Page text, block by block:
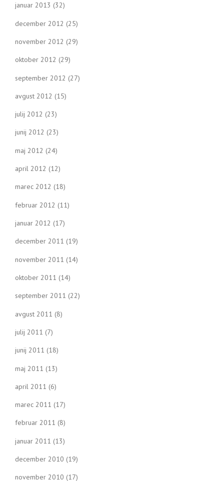
januar 2013 (32)
december 2012 (25)
november 2012 (29)
oktober 2012 (29)
september 2012 (27)
avgust 2012 (15)
julij 2012 (23)
junij 2012 (23)
maj 2012 (24)
april 2012 (12)
marec 2012 (18)
februar 2012 (11)
januar 2012 (17)
december 2011 (19)
november 2011 (14)
oktober 2011 (14)
september 2011 (22)
avgust 2011 (8)
julij 2011 (7)
junij 2011 (18)
maj 2011 (13)
april 2011 (6)
marec 2011 (17)
februar 2011 (8)
januar 2011 (13)
december 2010 (19)
november 2010 (17)